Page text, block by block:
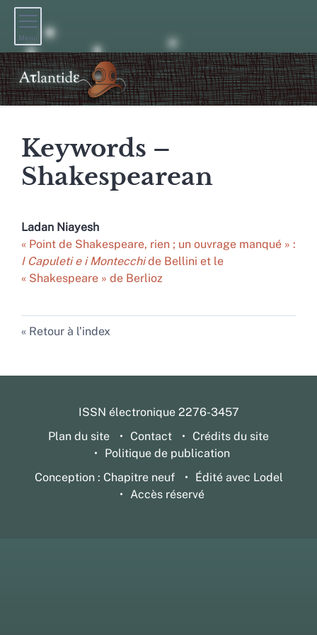
Menu
Keywords –
Shakespearean
Ladan Niayesh
« Point de Shakespeare, rien ; un ouvrage manqué » :
I Capuleti e i Montecchide Bellini et le
« Shakespeare » de Berlioz
Retour à l’index
ISSN électronique 2276-3457
Plan du site
Contact
Crédits du site
Politique de publication
Conception : Chapitre neuf
Édité avec Lodel
Accès réservé